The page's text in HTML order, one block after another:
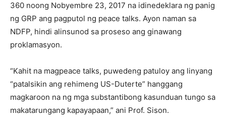
360 noong Nobyembre 23, 2017 na idinedeklara ng panig
ng GRP ang pagputol ng peace talks. Ayon naman sa
NDFP, hindi alinsunod sa proseso ang ginawang
proklamasyon.
“Kahit na magpeace talks, puwedeng patuloy ang linyang
“patalsikin ang rehimeng US-Duterte” hanggang
magkaroon na ng mga substantibong kasunduan tungo sa
makatarungang kapayapaan,” ani Prof. Sison.